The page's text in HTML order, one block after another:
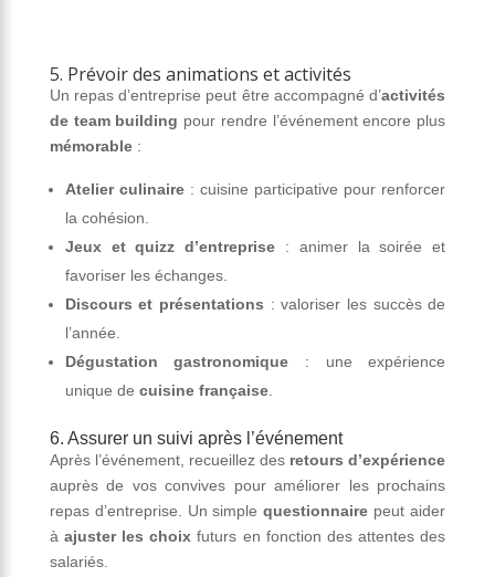
5. Prévoir des animations et activités
Un repas d’entreprise peut être accompagné d’activités
de team building pour rendre l’événement encore plus
mémorable:
Atelier culinaire: cuisine participative pour renforcer
la cohésion.
Jeux et quizz d’entreprise : animer la soirée et
favoriser les échanges.
Discours et présentations : valoriser les succès de
l’année.
Dégustation gastronomique : une expérience
unique de cuisine française.
6. Assurer un suivi après l’événement
Après l’événement, recueillez des retours d’expérience
auprès de vos convives pour améliorer les prochains
repas d’entreprise. Un simplequestionnaire peut aider
à ajuster les choix futurs en fonction des attentes des
salariés.